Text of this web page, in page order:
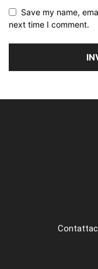
Save my name,
next time I comment.